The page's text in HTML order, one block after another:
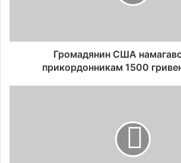
Громадянин США
прикордонникам 1500